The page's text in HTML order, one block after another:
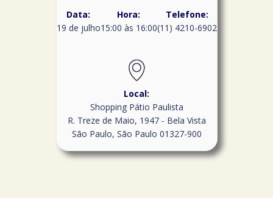
Data:
19 de julho
Hora:
15:00 às 16:00
Telefone:
(11) 4210-6902
Local:
Shopping Pátio Paulista
R. Treze de Maio, 1947 - Bela Vista
São Paulo, São Paulo 01327-900